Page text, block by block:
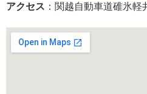
アクセス ：関越自動車道碓氷